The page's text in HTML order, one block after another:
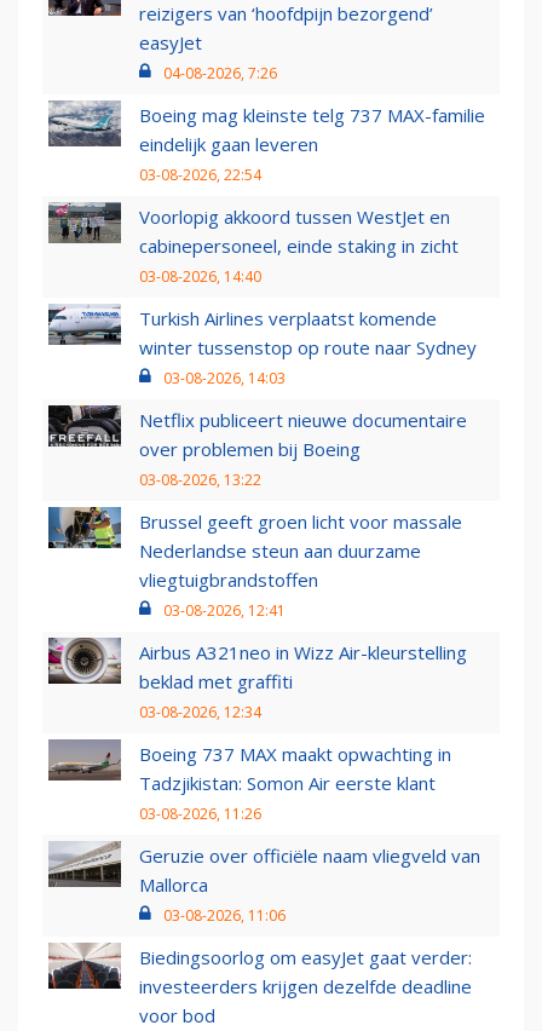
reizigers van ‘hoofdpijn bezorgend’
easyJet
04-08-2026, 7:26
Boeing mag kleinste telg 737 MAX-familie
eindelijk gaan leveren
03-08-2026, 22:54
Voorlopig akkoord tussen WestJet en
cabinepersoneel, einde staking in zicht
03-08-2026, 14:40
Turkish Airlines verplaatst komende
winter tussenstop op route naar Sydney
03-08-2026, 14:03
Netflix publiceert nieuwe documentaire
over problemen bij Boeing
03-08-2026, 13:22
Brussel geeft groen licht voor massale
Nederlandse steun aan duurzame
vliegtuigbrandstoffen
03-08-2026, 12:41
Airbus A321neo in Wizz Air-kleurstelling
beklad met graffiti
03-08-2026, 12:34
Boeing 737 MAX maakt opwachting in
Tadzjikistan: Somon Air eerste klant
03-08-2026, 11:26
Geruzie over officiële naam vliegveld van
Mallorca
03-08-2026, 11:06
Biedingsoorlog om easyJet gaat verder:
investeerders krijgen dezelfde deadline
voor bod